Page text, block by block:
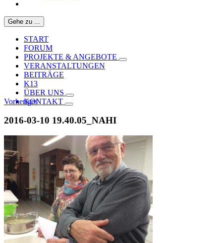
Gehe zu ...
START
FORUM
PROJEKTE & ANGEBOTE
VERANSTALTUNGEN
BEITRÄGE
K13
ÜBER UNS
KONTAKT
Vorheriges
2016-03-10 19.40.05_NAHI